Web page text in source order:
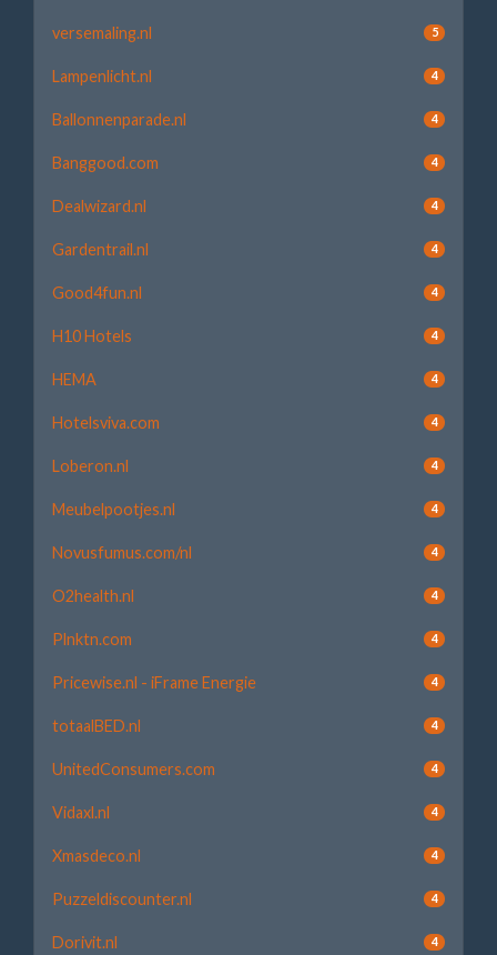
versemaling.nl 5
Lampenlicht.nl 4
Ballonnenparade.nl 4
Banggood.com 4
Dealwizard.nl 4
Gardentrail.nl 4
Good4fun.nl 4
H10 Hotels 4
HEMA 4
Hotelsviva.com 4
Loberon.nl 4
Meubelpootjes.nl 4
Novusfumus.com/nl 4
O2health.nl 4
Plnktn.com 4
Pricewise.nl - iFrame Energie 4
totaalBED.nl 4
UnitedConsumers.com 4
Vidaxl.nl 4
Xmasdeco.nl 4
Puzzeldiscounter.nl 4
Dorivit.nl 4